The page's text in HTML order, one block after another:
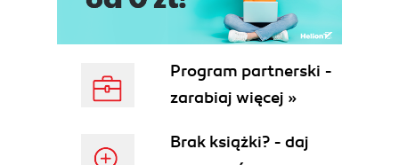
oświetleniu globalnym (210)
Śledzenie promieni realizowane przez GPU (216)
Rozdział 7. Techniki renderingu wolumetrycznego
Implementacja renderingu wolumetrycznego z
Program partnerski -
zarabiaj więcej »
Brak książki? - daj